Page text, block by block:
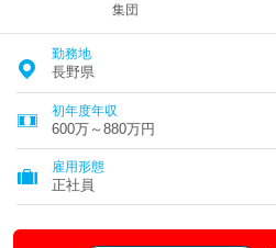
集団
勤務地
長野県
初年度年収
600万～880万円
雇用形態
正社員